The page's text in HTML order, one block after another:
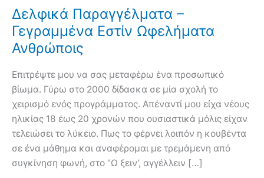
Δελφικά Παραγγέλματα –
Γεγραμμένα Εστίν Ωφελήματα
Ανθρώποις
Επιτρέψτε μου να σας μεταφέρω ένα προσωπικό
βίωμα. Γύρω στο 2000 δίδασκα σε μία σχολή το
χειρισμό ενός προγράμματος. Απέναντί μου είχα νέους
ηλικίας 18 έως 20 χρονών που ουσιαστικά μόλις είχαν
τελειώσει το λύκειο. Πως το φέρνει λοιπόν η κουβέντα
σε ένα μάθημα και αναφέρομαι με τρεμάμενη από
συγκίνηση φωνή, στο “Ω ξειν’, αγγέλλειν […]